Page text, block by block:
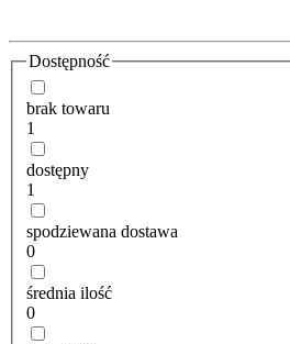
Dostępność
brak towaru
1
dostępny
1
spodziewana dostawa
0
średnia ilość
0